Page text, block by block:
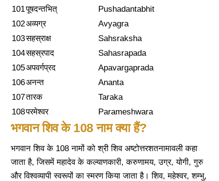
101पूषदन्तभित्
Pushadantabhit
102अव्यग्र
Avyagra
103सहस्राक्ष
Sahsraksha
104सहस्रपाद
Sahasrapada
105अपवर्गप्रद
Apavargaprada
106अनन्त
Ananta
107तारक
Taraka
108परमेश्वर Parameshwara
भगवान शिव के 108 नाम क्या हैं?
भगवान शिव के 108 नामों को श्री शिव अष्टोत्तरशतनामावली कहा
जाता है, जिसमें महादेव के कल्याणकारी, करुणामय, उग्र, योगी, गुरु
और विश्वव्यापी स्वरूपों का स्मरण किया जाता है। शिव, महेश्वर, शम्भु,